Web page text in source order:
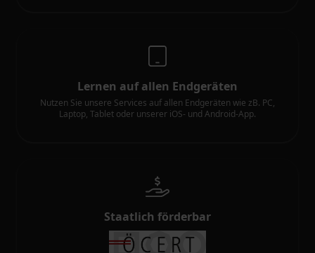
Lernen auf allen Endgeräten
Nutzen Sie unsere Services auf allen Endgeräten wie zB. PC,
Laptop, Tablet oder unserer iOS- und Android-App.
Staatlich förderbar